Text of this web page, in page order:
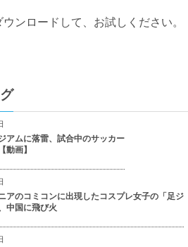
ンロードして、お試しください。
アムに落雷、試合中のサッカー
動画】
アのコミコンに出現したコスプレ女子の「足ジ
中国に飛び火